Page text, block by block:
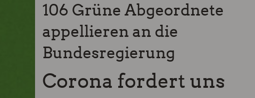
106 Grüne Abgeordnete
appellieren an die
Bundesregierung
Corona fordert uns